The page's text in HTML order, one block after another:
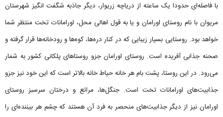
با فاصله‌ای حدودا یک ساعته از دریاچه زریوار، دیگر جاذبه شگفت انگیز شهرستان
مریوان با نام روستای اورامان و یا به قول اهالی محل، اورامانات تخت منتظر شما
خواهد بود. روستایی بسیار زیبایی که در کنار دره‌ها، کوه‌ها و رودخانه‌ها قرار گرفته و
صحنه جذابی آفریده است. روستای اورامان جزو روستاهای پلکانی کشور به شمار
می‌رود. در این روستا، پشت بام هر خانه حیاط خانه بالاتر است که این خود نیز جزو
جذابیت‌های اورامانات تخت است. جنگل‌ها، مراتع و درختان سرسبز روستای
اورامان نیز از دیگر جذابیت‌های منحصر به فرد آن هستند که چشم هر بیننده‌ای را